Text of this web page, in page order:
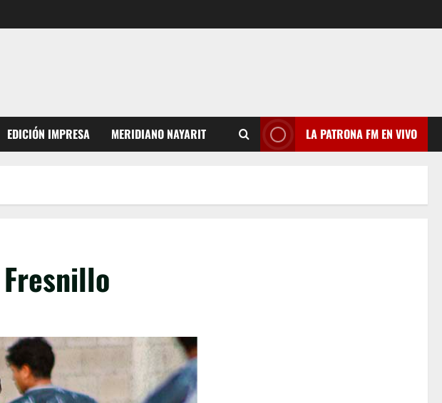
EDICIÓN IMPRESA MERIDIANO NAYARIT LA PATRONA FM EN VIVO